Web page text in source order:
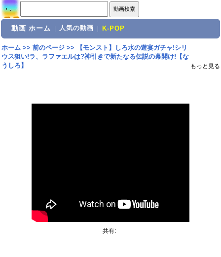
動画 ホーム 人気の動画 K-POP
ホーム>> 前のページ>>
【モンスト】しろ水の遊宴ガチャ!シリ
ウス狙い!ラ、ラファエルは?神引きで新たなる伝説の幕開け!【な
うしろ】
もっと見る
共有: